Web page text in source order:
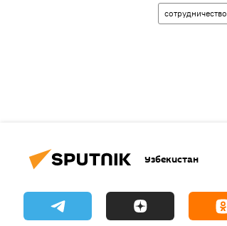
сотрудничество
Узбекистан